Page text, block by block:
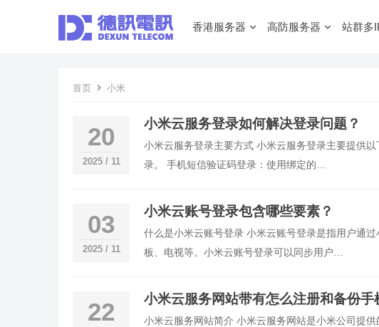
香港服务器 高防服务器 站群多
首页 小米
20
2025 / 11
小米云服务登录如何解决登录问题？
小米云服务登录主要方式 小米云服务登录主要提供
录。 手机短信验证码登录：使用绑定的…
03
2025 / 11
小米云账号登录包含哪些要素？
什么是小米云账号登录 小米云账号登录是指用户通
板、电视等。小米云账号登录可以同步用户…
22 小米云服务网站带有怎么注册和备份手
小米云服务网站简介 小米云服务网站是小米公司提